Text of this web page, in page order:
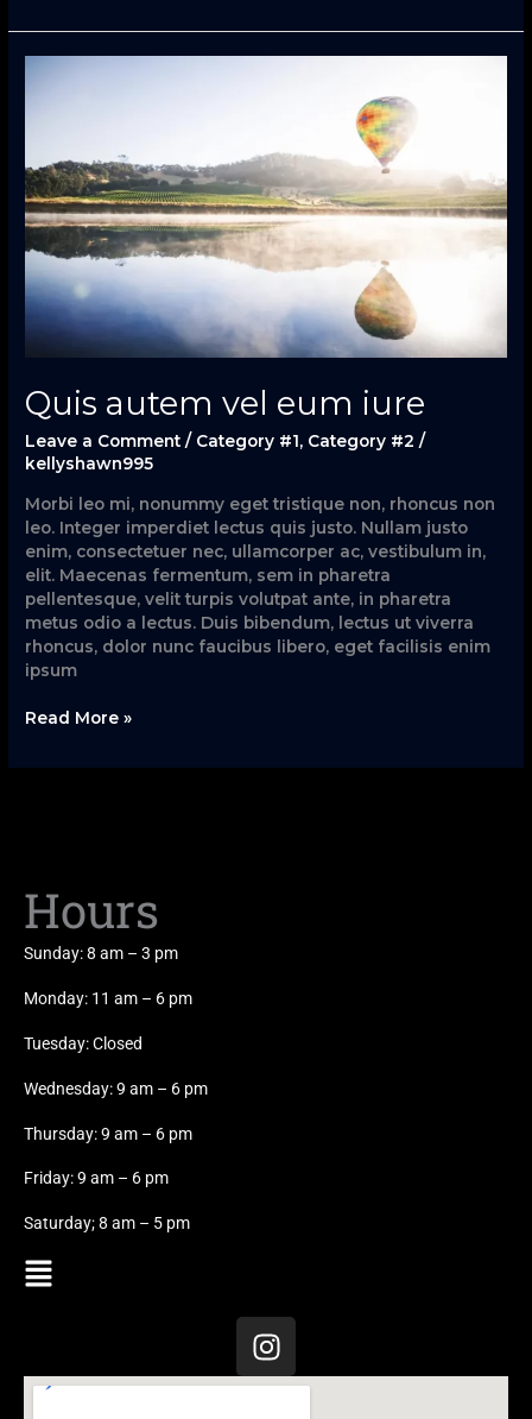
Quis autem vel eum iure
Leave a Comment / Category #1, Category #2 /
kellyshawn995
Morbi leo mi, nonummy eget tristique non, rhoncus non
leo. Integer imperdiet lectus quis justo. Nullam justo
enim, consectetuer nec, ullamcorper ac, vestibulum in,
elit. Maecenas fermentum, sem in pharetra
pellentesque, velit turpis volutpat ante, in pharetra
metus odio a lectus. Duis bibendum, lectus ut viverra
rhoncus, dolor nunc faucibus libero, eget facilisis enim
ipsum
iure
Read More »
Hours
Sunday: 8 am – 3 pm
Monday: 11 am – 6 pm
Tuesday: Closed
Wednesday: 9 am – 6 pm
Thursday: 9 am – 6 pm
Friday: 9 am – 6 pm
Saturday; 8 am – 5 pm
Menu
I
n
s